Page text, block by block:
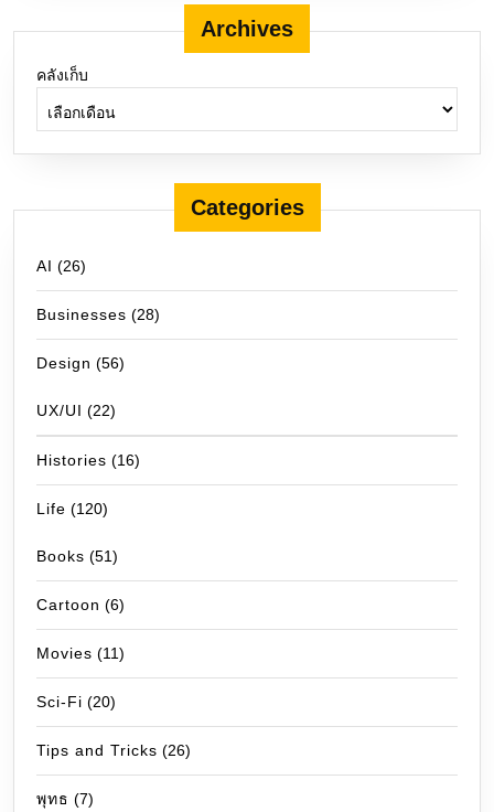
Archives
คลังเก็บ
Categories
AI (26)
Businesses (28)
Design (56)
UX/UI (22)
Histories (16)
Life (120)
Books (51)
Cartoon (6)
Movies (11)
Sci-Fi (20)
Tips and Tricks (26)
พุทธ (7)